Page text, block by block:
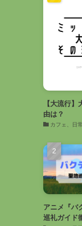
【大流行
由は？
カフェ、日常
アニメ『バ
巡礼ガイド